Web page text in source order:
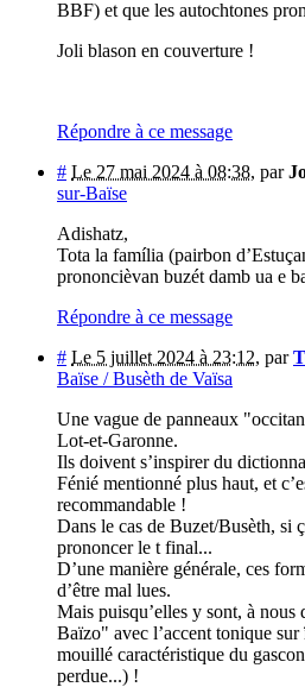
BBF) et que les autochtones
Joli blason en couverture !
Répondre à ce message
# Le 27 mai 2024 à 08:38, par
sur-Baïse
Adishatz,
Tota la família (pairbon
prononcièvan buzét damb ua e
Répondre à ce message
# Le 5 juillet 2024 à 23:12, par
Baïse / Busèth de Vaïsa
Une vague de panneaux
Lot-et-Garonne.
Ils doivent s’inspirer du
Fénié mentionné plus haut, et
recommandable !
Dans le cas de Buzet/Busèth, si
prononcer le t final...
D’une manière générale, ces
d’être mal lues.
Mais puisqu’elles y sont, à
Baïzo" avec l’accent tonique
mouillé caractéristique du
perdue...) !